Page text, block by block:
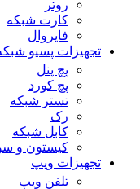
روتر
کارت شبکه
فایروال
تجهیزات پسیو
پچ پنل
پچ کورد
تستر شبکه
رک
کابل شبکه
کیستون و
تجهیزات ویپ
تلفن ویپ